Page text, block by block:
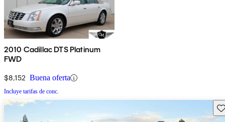
2010 Cadillac DTS Platinum
FWD
$8,152 Buena oferta
Incluye tarifas de conc.